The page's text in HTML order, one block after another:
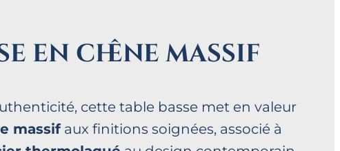
en chêne massif
cette table basse met en valeur
massifaux finitions soignées, associé à